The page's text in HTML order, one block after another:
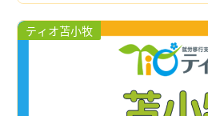
ティオ苫小牧